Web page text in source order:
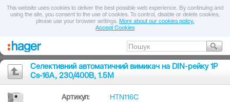
This website uses cookies to deliver the best possible web experience. By continuing and
using the site, you consent to the use of cookies. To control, disable or delete cookies,
please use your browser settings. More about our cookies policy.
Accept Cookies
Селективний автоматичний вимикач на DIN-рейку 1P
Cs-16A, 230/400В, 1.5M
Артикул: HTN116C